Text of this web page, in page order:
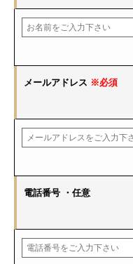
メールアドレス ※必須
電話番号 ・任意